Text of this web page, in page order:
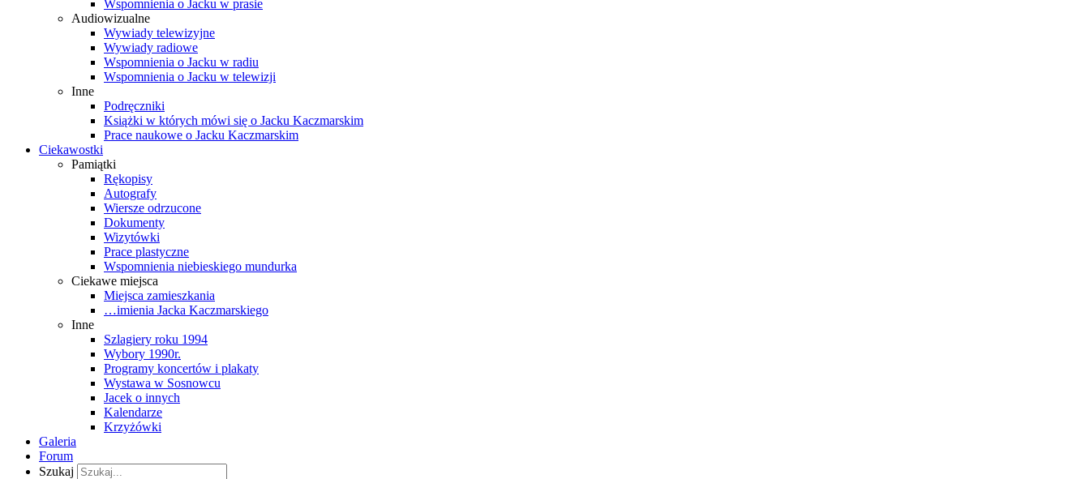
Wspomnienia o Jacku w prasie
Audiowizualne
Wywiady telewizyjne
Wywiady radiowe
Wspomnienia o Jacku w radiu
Wspomnienia o Jacku w telewizji
Inne
Podręczniki
Książki w których mówi się o Jacku Kaczmarskim
Prace naukowe o Jacku Kaczmarskim
Ciekawostki
Pamiątki
Rękopisy
Autografy
Wiersze odrzucone
Dokumenty
Wizytówki
Prace plastyczne
Wspomnienia niebieskiego mundurka
Ciekawe miejsca
Miejsca zamieszkania
…imienia Jacka Kaczmarskiego
Inne
Szlagiery roku 1994
Wybory 1990r.
Programy koncertów i plakaty
Wystawa w Sosnowcu
Jacek o innych
Kalendarze
Krzyżówki
Galeria
Forum
Szukaj